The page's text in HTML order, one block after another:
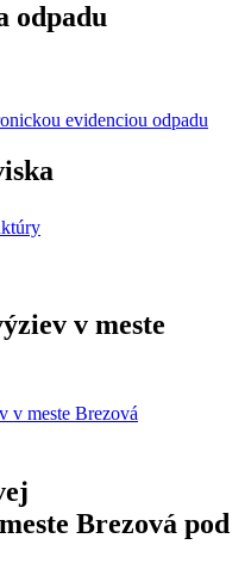
odpadu
evidenciou odpadu
v meste
Brezová pod